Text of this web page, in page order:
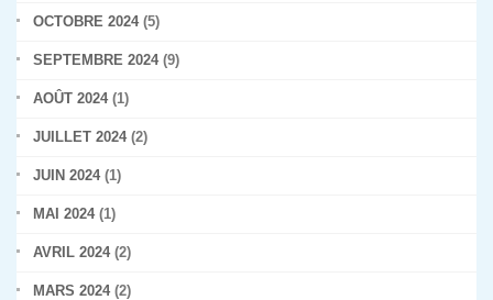
OCTOBRE 2024(5)
SEPTEMBRE 2024(9)
AOÛT 2024(1)
JUILLET 2024(2)
JUIN 2024(1)
MAI 2024(1)
AVRIL 2024(2)
MARS 2024(2)